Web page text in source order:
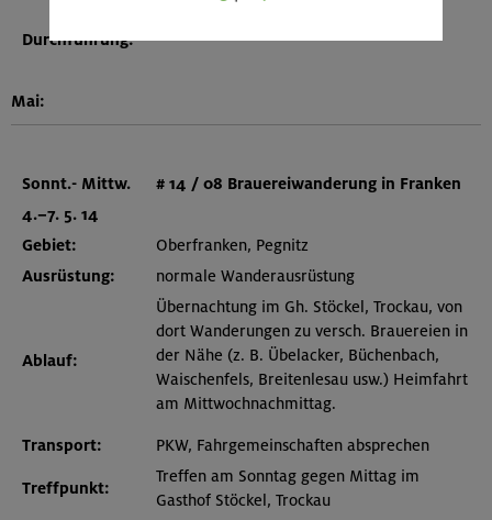
aufgeteilt werden.
Durchführung:
Mai:
Sonnt.- Mittw.
# 14 / 08 Brauereiwanderung in Franken
4.–7. 5. 14
Gebiet:
Oberfranken, Pegnitz
Ausrüstung:
normale Wanderausrüstung
Ablauf:
Übernachtung im Gh. Stöckel, Trockau, von
dort Wanderungen zu versch. Brauereien in
der Nähe (z. B. Übelacker, Büchenbach,
Waischenfels, Breitenlesau usw.) Heimfahrt
am Mittwochnachmittag.
Transport: PKW, Fahrgemeinschaften absprechen
Treffpunkt:
Treffen am Sonntag gegen Mittag im
Gasthof Stöckel, Trockau